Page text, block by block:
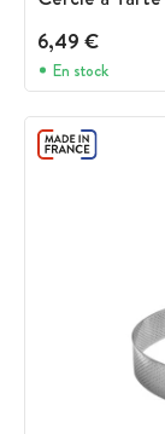
6,49 €
En stock